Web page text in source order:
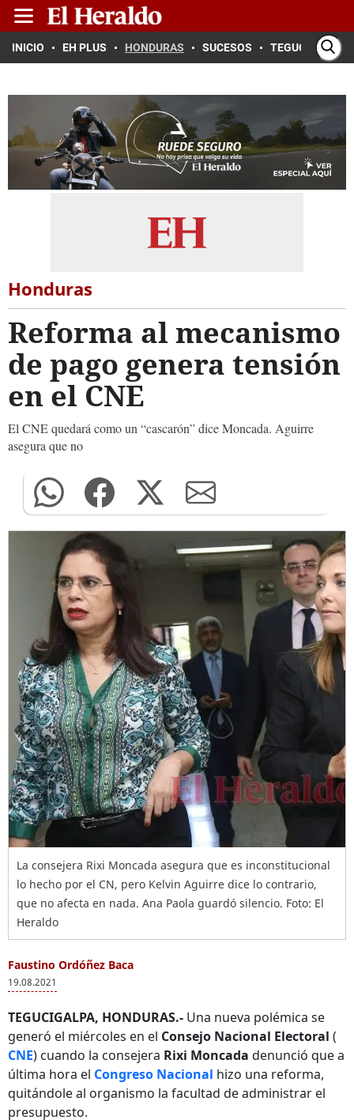
INICIO EH PLUS HONDURAS SUCESOS TEGUCIGALPA
Honduras
Reforma al mecanismo
de pago genera tensión
en el CNE
El CNE quedará como un “cascarón” dice Moncada. Aguirre
asegura que no
La consejera Rixi Moncada asegura que es inconstitucional
lo hecho por el CN, pero Kelvin Aguirre dice lo contrario,
que no afecta en nada. Ana Paola guardó silencio. Foto: El
Heraldo
Faustino Ordóñez Baca
19.08.2021
TEGUCIGALPA, HONDURAS.- Una nueva polémica se
generó el miércoles en el Consejo Nacional Electoral (
CNE) cuando la consejera Rixi Moncada denunció que a
última hora el Congreso Nacional hizo una reforma,
quitándole al organismo la facultad de administrar el
presupuesto.